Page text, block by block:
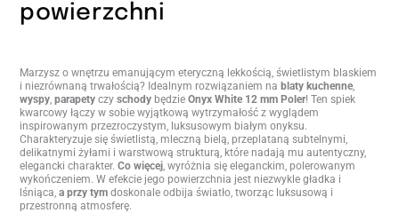
powierzchni
Marzysz o wnętrzu emanującym eteryczną lekkością, świetlistym blaskiem
i niezrównaną trwałością? Idealnym rozwiązaniem nablaty kuchenne,
wyspy,parapety czyschody będzieOnyx White 12 mm Poler! Ten spiek
kwarcowy łączy w sobie wyjątkową wytrzymałość z wyglądem
inspirowanym przezroczystym, luksusowym białym onyksu.
Charakteryzuje się świetlistą, mleczną bielą, przeplataną subtelnymi,
delikatnymi żyłami i warstwową strukturą, które nadają mu autentyczny,
elegancki charakter.Co więcej, wyróżnia się eleganckim, polerowanym
wykończeniem. W efekcie jego powierzchnia jest niezwykle gładka i
lśniąca,a przy tym doskonale odbija światło, tworząc luksusową i
przestronną atmosferę.